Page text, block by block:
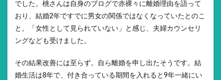
でした。桃さんは自身のブログで赤裸々に離婚理由を語って
おり、結婚2年ですでに男女の関係ではなくなっていたとのこ
と。「女性として見られていない」と感じ、夫婦カウンセリ
ングなども受けました。
その結果改善には至らず。自ら離婚を申し出たそうです。結
婚生活は8年で、付き合っている期間を入れると9年一緒にい